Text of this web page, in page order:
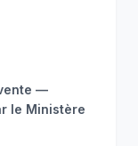
—
le Ministère